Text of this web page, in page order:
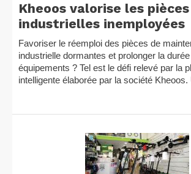
Kheoos valorise les pièces
industrielles inemployées
Favoriser le réemploi des pièces de
industrielle dormantes et prolonger la
équipements ? Tel est le défi relevé par la
intelligente élaborée par la société Kheoos.